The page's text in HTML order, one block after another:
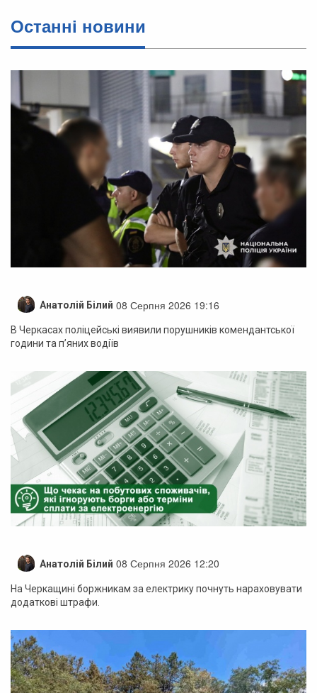
Останні новини
Анатолій Білий 08 Серпня 2026 19:16
В Черкасах поліцейські виявили порушників комендантської
години та п’яних водіїв
Анатолій Білий 08 Серпня 2026 12:20
На Черкащині боржникам за електрику почнуть нараховувати
додаткові штрафи.